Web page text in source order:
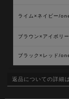
ライム×ネイビー/
ブラウン×アイボリ
ブラック×レッド/
返品についての詳細